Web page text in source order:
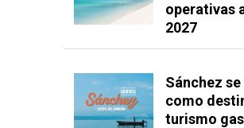
operativas
2027
Sánchez
como
turismo